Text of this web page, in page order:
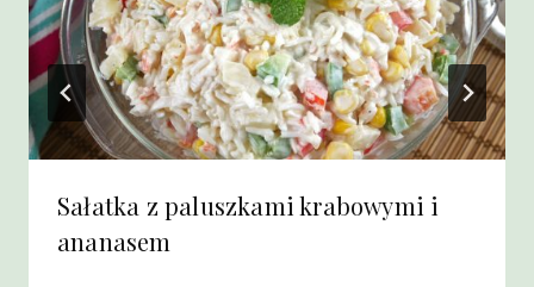
Sałatka z paluszkami krabowymi i
ananasem